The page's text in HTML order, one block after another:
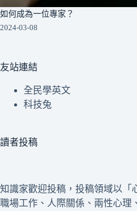
如何成為一位專家？
2024-03-08
友站連結
全民學英文
科技兔
讀者投稿
知識家歡迎投稿，投稿領域以「
職場工作、人際關係、兩性心理